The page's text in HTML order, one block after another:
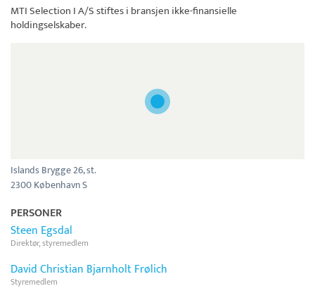
MTI Selection I A/Sstiftes i bransjen ikke-finansielle
holdingselskaber.
Islands Brygge 26, st.
2300 København S
PERSONER
Steen Egsdal
Direktør, styremedlem
David Christian Bjarnholt Frølich
Styremedlem